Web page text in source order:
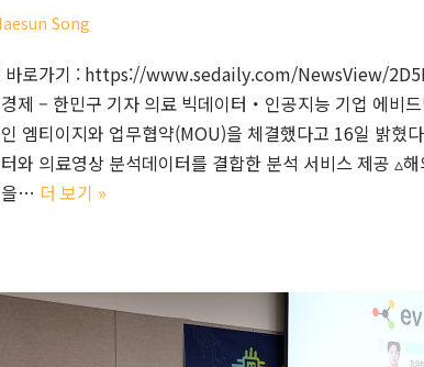
Song
바로가기 : https://www.sedaily.com/NewsView/
제 – 한민구 기자 의료 빅데이터・인공지능 기업 에비
엠티이지와 업무협약(MOU)을 체결했다고 16일 밝혔
와 의료영상 분석데이터를 결합한 분석 서비스 제공 ▵
을… 더 보기 »